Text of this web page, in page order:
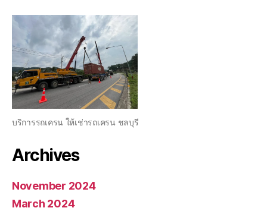
บริการรถเครน ให้เช่ารถเครน ชลบุรี
Archives
November 2024
March 2024